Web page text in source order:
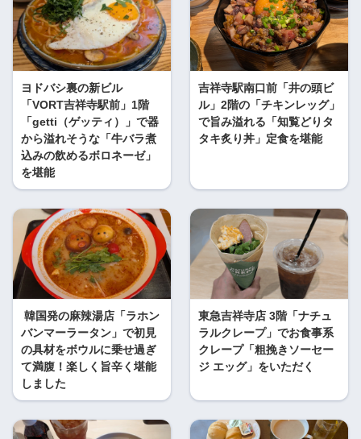
ヨドバシ裏の新ビル
「VORT吉祥寺駅前」1階
「getti（ゲッティ）」で器
から溢れそうな「牛バラ煮
込みの飲めるボロネーゼ」
を堪能
吉祥寺駅南口前「井の頭ビ
ル」2階の「チキンレッグ」
で旨み溢れる「知覧どりタ
タキ炙り丼」定食を堪能
韓国発の麻辣湯店「ラホン
バンマーラータン」で初見
の具材をボウルに乗せ過ぎ
て満腹！楽しく旨辛く堪能
しました
東急吉祥寺店 3階「ナチュ
ラルクレープ」でお食事系
クレープ「粗挽きソーセー
ジ エッグ」をいただく